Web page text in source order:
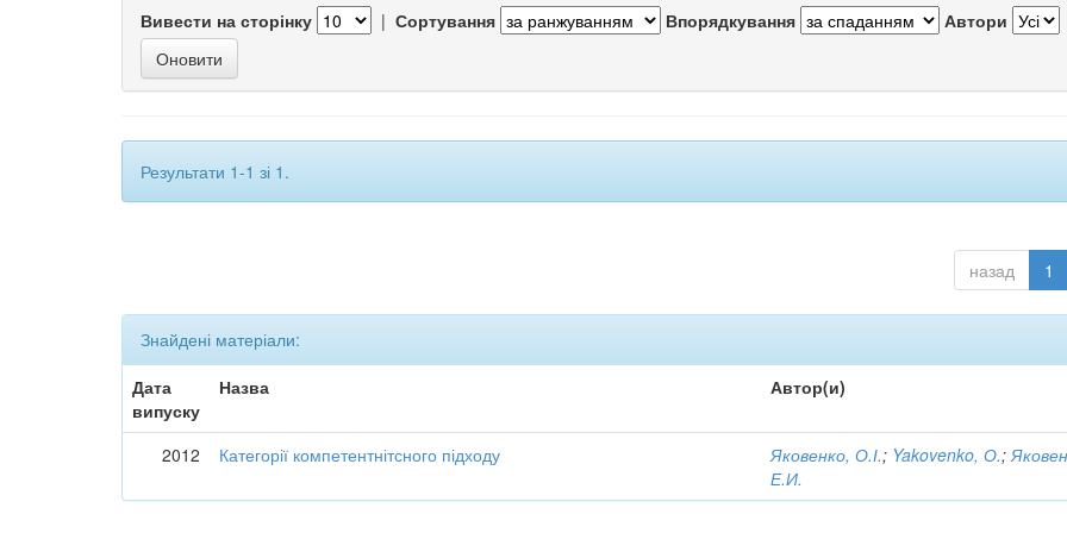
Вивести на сторінку | Сортування Впорядкування Автори
Результати 1-1 зі 1.
назад 1
Знайдені матеріали:
Дата
випуску
Назва Автор(и)
2012 Категорії компетентнітсного підходу Яковенко, О.І.; Yakovenko, О.;
Е.И.